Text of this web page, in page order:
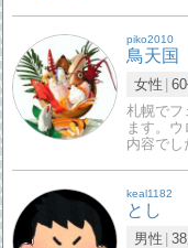
piko2010
鳥天国
女性
札幌でフ
ます。
内容でし
keal1182
とし
男性